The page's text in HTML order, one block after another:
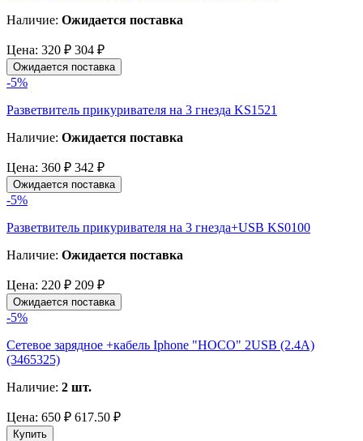
Наличие: Ожидается поставка
Цена: 320 ₽ 304 ₽
Ожидается поставка
-5%
Разветвитель прикуривателя на 3 гнезда KS1521
Наличие: Ожидается поставка
Цена: 360 ₽ 342 ₽
Ожидается поставка
-5%
Разветвитель прикуривателя на 3 гнезда+USB KS0100
Наличие: Ожидается поставка
Цена: 220 ₽ 209 ₽
Ожидается поставка
-5%
Сетевое зарядное +кабель Iphone "HOCO" 2USB (2.4A)
(3465325)
Наличие: 2 шт.
Цена: 650 ₽ 617.50 ₽
Купить